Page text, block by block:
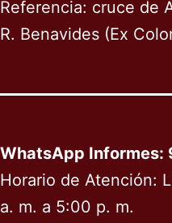
Referencia: cruce de
R. Benavides (Ex
WhatsApp
Horario de Atención:
a. m. a 5:00 p. m.